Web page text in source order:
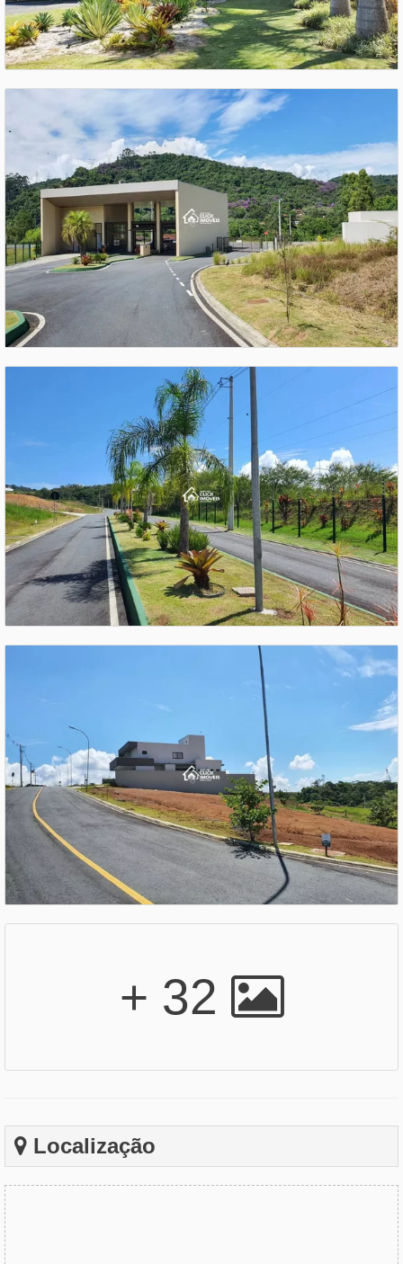
+ 32
Localização